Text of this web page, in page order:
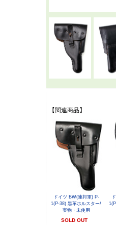
【関連商品】
ドイツ BW(連邦軍) P-
1(P-38) 黒革ホルスター/
実物・未使用
SOLD OUT